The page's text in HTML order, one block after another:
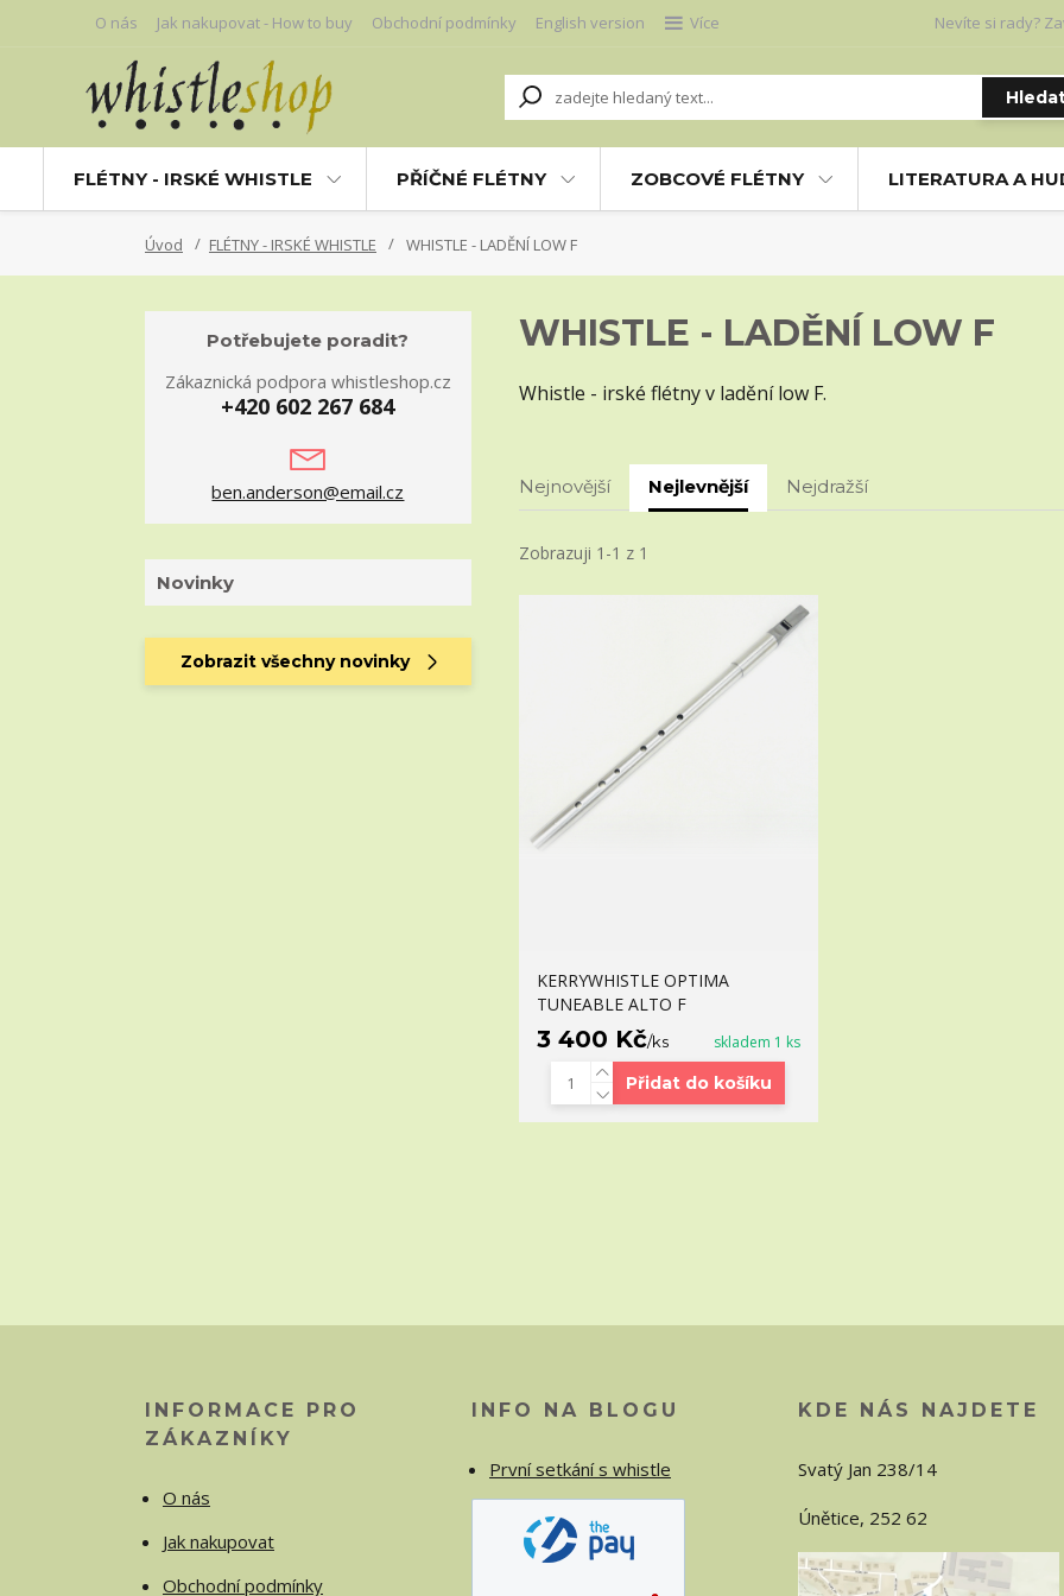
O nás Jak nakupovat - How to buy Obchodní podmínky English version Více Nevíte si rady?
FLÉTNY - IRSKÉ WHISTLE PŘÍČNÉ FLÉTNY ZOBCOVÉ FLÉTNY LITERATURA A
Úvod FLÉTNY - IRSKÉ WHISTLE WHISTLE - LADĚNÍ LOW F
WHISTLE - LADĚNÍ LOW F
Whistle - irské flétny v ladění low F.
Nejnovější Nejlevnější Nejdražší
Zobrazuji 1-1 z 1
KERRYWHISTLE OPTIMA
TUNEABLE ALTO F
3 400 Kč/ks skladem 1 ks
Přidat do košíku
Potřebujete poradit?
Zákaznická podpora whistleshop.cz
+420 602 267 684
ben.anderson@email.cz
Novinky
Zobrazit všechny novinky
INFORMACE PRO
ZÁKAZNÍKY
O nás
Jak nakupovat
Obchodní podmínky
INFO NA BLOGU
První setkání s whistle
KDE NÁS NAJDETE
Svatý Jan 238/14
Únětice, 252 62